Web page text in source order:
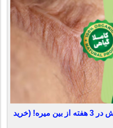
جای هر زخم و بخیه با این روش در 3 هفته از بین میره! (خرید